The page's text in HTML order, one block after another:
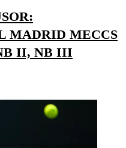
MADRID MECCS
II, NB III